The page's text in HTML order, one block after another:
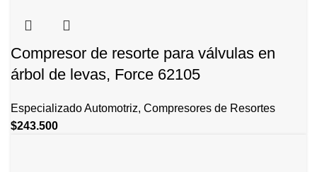
Compresor de resorte para válvulas en
árbol de levas, Force 62105
Especializado Automotriz, Compresores de Resortes
$243.500